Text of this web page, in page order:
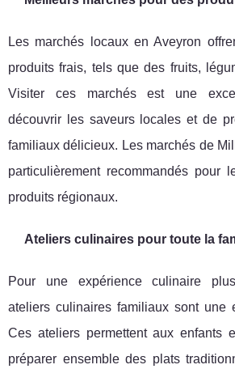
Les marchés locaux en Aveyron
produits frais, tels que des fruits,
Visiter ces marchés est une
découvrir les saveurs locales et de
familiaux délicieux. Les marchés de
particulièrement recommandés pour
produits régionaux.
Ateliers culinaires pour toute la
Pour une expérience culinaire
ateliers culinaires familiaux sont une
Ces ateliers permettent aux enfants
préparer ensemble des plats